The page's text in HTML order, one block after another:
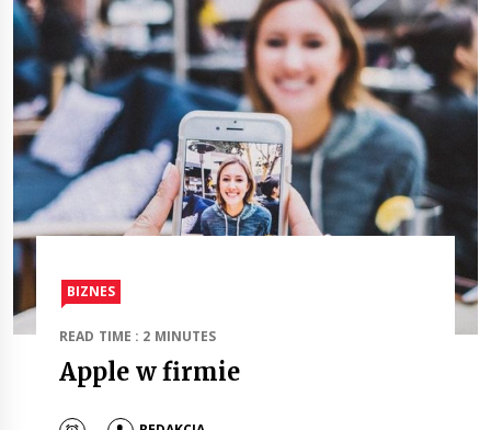
BIZNES
READ TIME : 2 MINUTES
Apple w firmie